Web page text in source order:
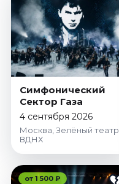
Симфонический
Сектор Газа
4 сентября 2026
Москва, Зелёный театр
ВДНХ
от 1 500 ₽